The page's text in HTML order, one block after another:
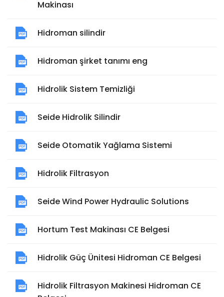
Makinası
Hidroman silindir
Hidroman şirket tanımı eng
Hidrolik Sistem Temizliği
Seide Hidrolik Silindir
Seide Otomatik Yağlama Sistemi
Hidrolik Filtrasyon
Seide Wind Power Hydraulic Solutions
Hortum Test Makinası CE Belgesi
Hidrolik Güç Ünitesi Hidroman CE Belgesi
Hidrolik Filtrasyon Makinesi Hidroman CE